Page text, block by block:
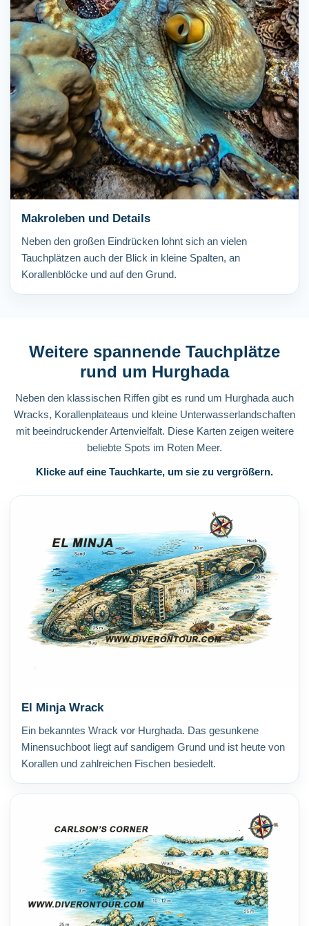
Makroleben und Details
Neben den großen Eindrücken lohnt sich an vielen
Tauchplätzen auch der Blick in kleine Spalten, an
Korallenblöcke und auf den Grund.
Weitere spannende Tauchplätze
rund um Hurghada
Neben den klassischen Riffen gibt es rund um Hurghada auch
Wracks, Korallenplateaus und kleine Unterwasserlandschaften
mit beeindruckender Artenvielfalt. Diese Karten zeigen weitere
beliebte Spots im Roten Meer.
Klicke auf eine Tauchkarte, um sie zu vergrößern.
El Minja Wrack
Ein bekanntes Wrack vor Hurghada. Das gesunkene
Minensuchboot liegt auf sandigem Grund und ist heute von
Korallen und zahlreichen Fischen besiedelt.